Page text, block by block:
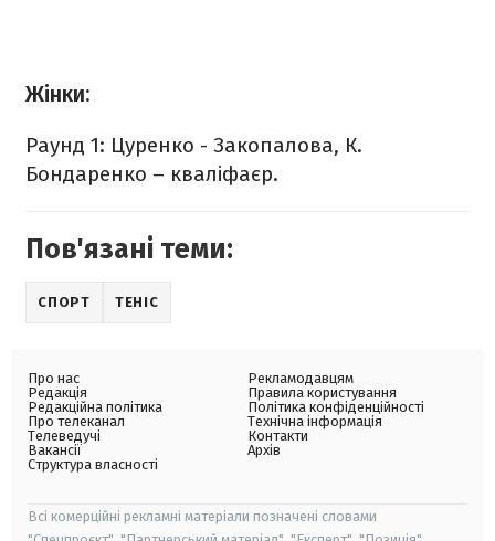
Жінки:
Раунд 1: Цуренко - Закопалова, К.
Бондаренко – кваліфаєр.
Пов'язані теми:
СПОРТ ТЕНІС
Про нас
Редакція
Редакційна політика
Про телеканал
Телеведучі
Вакансії
Структура власності
Рекламодавцям
Правила користування
Політика конфіденційності
Технічна інформація
Контакти
Архів
Всі комерційні рекламні матеріали позначені словами